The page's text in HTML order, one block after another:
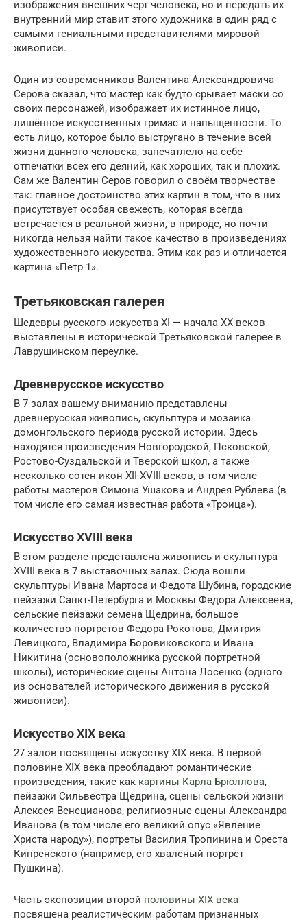
изображения внешних черт человека, но и передать их
внутренний мир ставит этого художника в один ряд с
самыми гениальными представителями мировой
живописи.
Один из современников Валентина Александровича
Серова сказал, что мастер как будто срывает маски со
своих персонажей, изображает их истинное лицо,
лишённое искусственных гримас и напыщенности. То
есть лицо, которое было выстругано в течение всей
жизни данного человека, запечатлело на себе
отпечатки всех его деяний, как хороших, так и плохих.
Сам же Валентин Серов говорил о своём творчестве
так: главное достоинство этих картин в том, что в них
присутствует особая свежесть, которая всегда
встречается в реальной жизни, в природе, но почти
никогда нельзя найти такое качество в произведениях
художественного искусства. Этим как раз и отличается
картина «Петр 1».
Третьяковская галерея
Шедевры русского искусства XI — начала XX веков
выставлены в исторической Третьяковской галерее в
Лаврушинском переулке.
Древнерусское искусство
В 7 залах вашему вниманию представлены
древнерусская живопись, скульптура и мозаика
домонгольского периода русской истории. Здесь
находятся произведения Новгородской, Псковской,
Ростово-Суздальской и Тверской школ, а также
несколько сотен икон XII-XVIII веков, в том числе
работы мастеров Симона Ушакова и Андрея Рублева (в
том числе его самая известная работа «Троица»).
Искусство XVIII века
В этом разделе представлена живопись и скульптура
XVIII века в 7 выставочных залах. Сюда вошли
скульптуры Ивана Мартоса и Федота Шубина, городские
пейзажи Санкт-Петербурга и Москвы Федора Алексеева,
сельские пейзажи семена Щедрина, большое
количество портретов Федора Рокотова, Дмитрия
Левицкого, Владимира Боровиковского и Ивана
Никитина (основоположника русской портретной
школы), исторические сцены Антона Лосенко (одного
из основателей исторического движения в русской
живописи).
Искусство XIX века
27 залов посвящены искусству XIX века. В первой
половине XIX века преобладают романтические
произведения, такие как картины Карла Брюллова,
пейзажи Сильвестра Щедрина, сцены сельской жизни
Алексея Венецианова, религиозные сцены Александра
Иванова (в том числе его великий опус «Явление
Христа народу»), портреты Василия Тропинина и Ореста
Кипренского (например, его хваленый портрет
Пушкина).
Часть экспозиции второй половины XIX века
посвящена реалистическим работам признанных